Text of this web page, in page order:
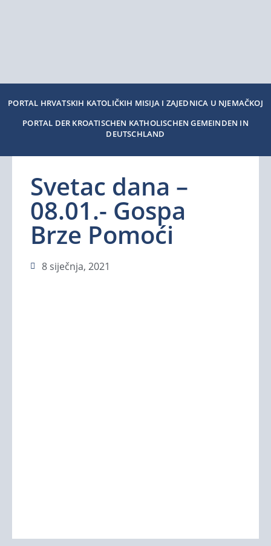
PORTAL HRVATSKIH KATOLIČKIH MISIJA I ZAJEDNICA U NJEMAČKOJ
PORTAL DER KROATISCHEN KATHOLISCHEN GEMEINDEN IN
DEUTSCHLAND
Svetac dana –
08.01.- Gospa
Brze Pomoći
8 siječnja, 2021